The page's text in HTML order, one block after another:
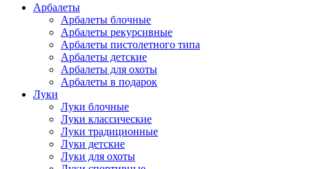
Арбалеты
Арбалеты блочные
Арбалеты рекурсивные
Арбалеты пистолетного типа
Арбалеты детские
Арбалеты для охоты
Арбалеты в подарок
Луки
Луки блочные
Луки классические
Луки традиционные
Луки детские
Луки для охоты